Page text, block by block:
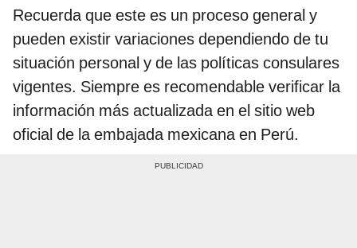
Recuerda que este es un proceso general y
pueden existir variaciones dependiendo de tu
situación personal y de las políticas consulares
vigentes. Siempre es recomendable verificar la
información más actualizada en el sitio web
oficial de la embajada mexicana en Perú.